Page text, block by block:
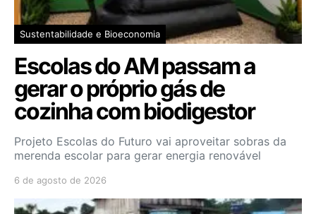
Sustentabilidade e Bioeconomia
Escolas do AM passam a
gerar o próprio gás de
cozinha com biodigestor
Projeto Escolas do Futuro vai aproveitar sobras da
merenda escolar para gerar energia renovável
6 de agosto de 2026